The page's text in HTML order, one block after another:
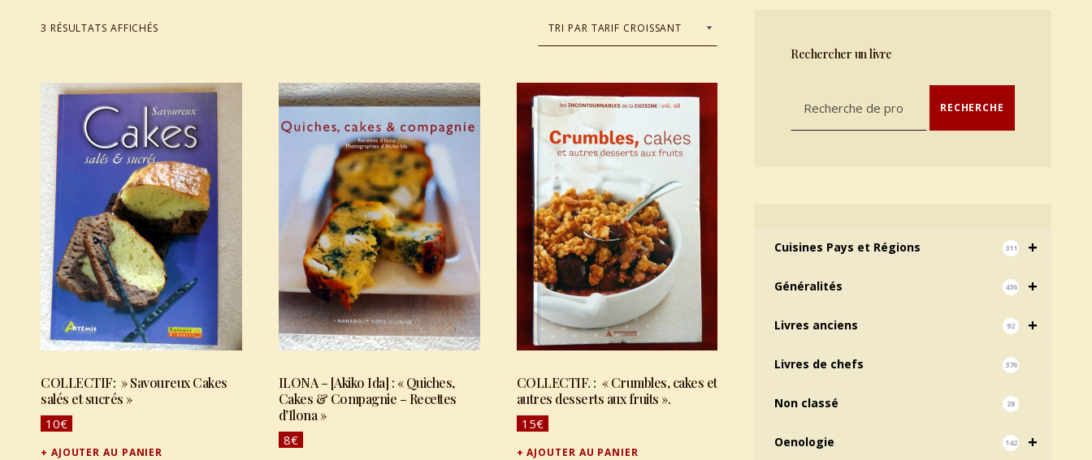
3 RÉSULTATS AFFICHÉS
List of products
COLLECTIF: » Savoureux Cakes
salés et sucrés »
10€
AJOUTER AU PANIER
ILONA – [Akiko Ida] : « Quiches,
Cakes & Compagnie – Recettes
d’Ilona »
8€
COLLECTIF. : « Crumbles, cakes et
autres desserts aux fruits ».
15€
AJOUTER AU PANIER
Rechercher un livre
Recherche pour : RECHERCHE
+
Cuisines Pays et Régions 311
+
Généralités 436
+
Livres anciens 92
Livres de chefs 376
Non classé 28
+
Oenologie 142